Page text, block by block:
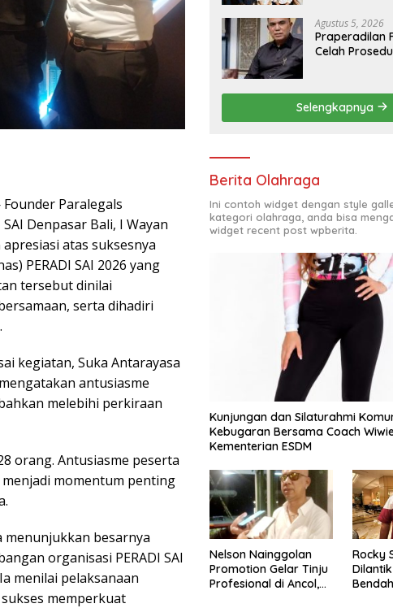
Paralegals
Denpasar Bali, I Wayan
atas suksesnya
PERADI SAI 2026 yang
tersebut dinilai
serta dihadiri
kegiatan, Suka Antarayasa
antusiasme
melebihi perkiraan
orang. Antusiasme peserta
momentum penting
besarnya
organisasi PERADI SAI
menilai pelaksanaan
memperkuat
Agustus 5, 2026
Praperadilan
Celah
Selengkapnya
Berita Olahraga
Ini contoh widget dengan style
kategori olahraga, anda bisa
widget recent post wpberita.
Kunjungan dan Silaturahmi
Kebugaran Bersama Coach
Kementerian ESDM
Nelson Nainggolan
Promotion Gelar Tinju
Profesional di Ancol,
Rocky